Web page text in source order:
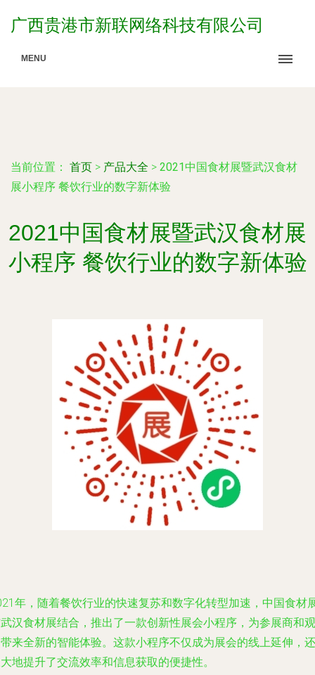
广西贵港市新联网络科技有限公司
MENU
当前位置： 首页 > 产品大全 > 2021中国食材展暨武汉食材
展小程序 餐饮行业的数字新体验
2021中国食材展暨武汉食材展
小程序 餐饮行业的数字新体验
年，随着餐饮行业的快速复苏和数字化转型加速，中国食材
汉食材展结合，推出了一款创新性展会小程序，为参展商和观
来全新的智能体验。这款小程序不仅成为展会的线上延伸，还
地提升了交流效率和信息获取的便捷性。